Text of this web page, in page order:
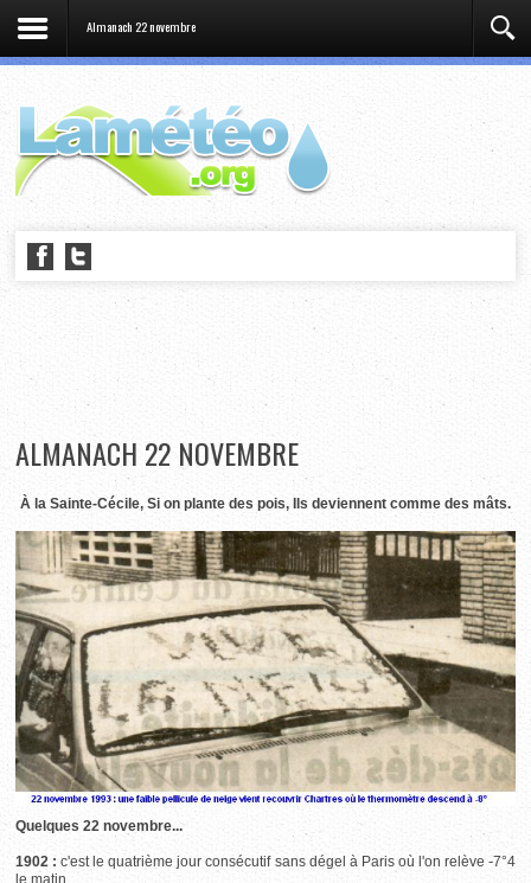
Almanach 22 novembre
ALMANACH 22 NOVEMBRE
À la Sainte-Cécile, Si on plante des pois, Ils deviennent comme des mâts.
Quelques 22 novembre...
1902 : c'est le quatrième jour consécutif sans dégel à Paris où l'on relève -7°4
le matin.